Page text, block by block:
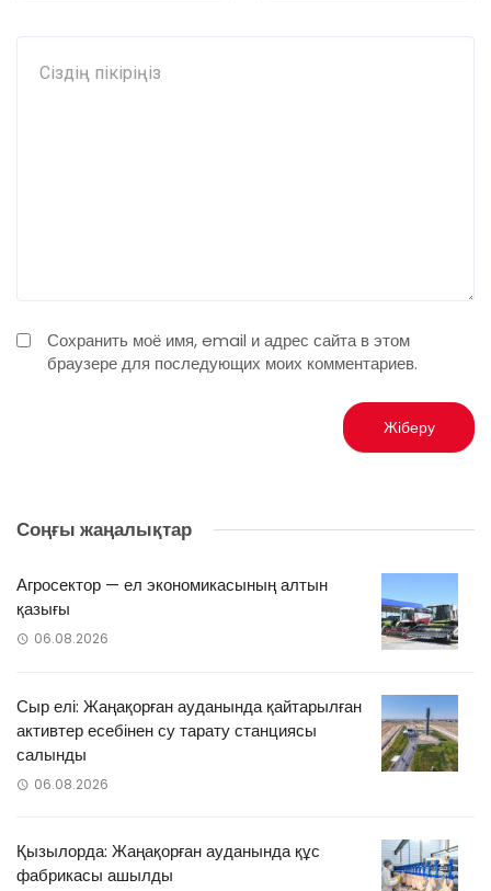
Сохранить моё имя, email и адрес сайта в этом
браузере для последующих моих комментариев.
Соңғы жаңалықтар
Агросектор — ел экономикасының алтын
қазығы
06.08.2026
Сыр елі: Жаңақорған ауданында қайтарылған
активтер есебінен су тарату станциясы
салынды
06.08.2026
Қызылорда: Жаңақорған ауданында құс
фабрикасы ашылды